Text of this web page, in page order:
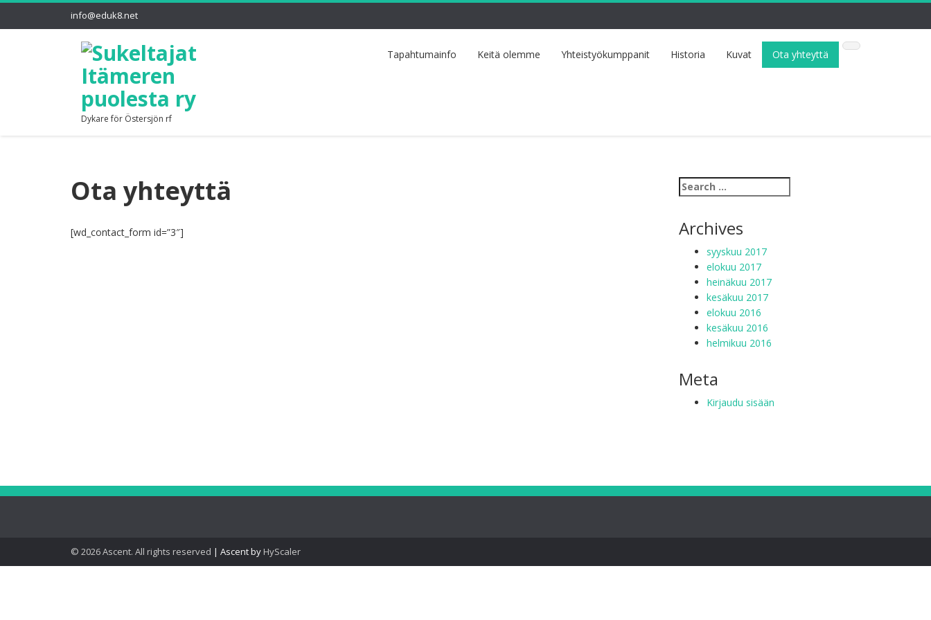
info@eduk8.net
Dykare för Östersjön rf
Tapahtumainfo Keitä olemme Yhteistyökumppanit Historia Kuvat Ota yhteyttä
Ota yhteyttä
[wd_contact_form id=”3″] Archives
syyskuu 2017
elokuu 2017
heinäkuu 2017
kesäkuu 2017
elokuu 2016
kesäkuu 2016
helmikuu 2016
Meta
Kirjaudu sisään
© 2026 Ascent. All rights reserved | Ascent by HyScaler